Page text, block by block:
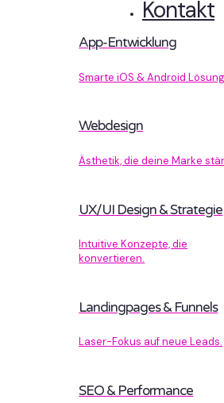
Kontakt
App-Entwicklung
Smarte iOS & Android
Webdesign
Ästhetik, die deine Marke
UX/UI Design & Strategie
Intuitive Konzepte, die
konvertieren.
Landingpages & Funnels
Laser-Fokus auf neue Leads.
SEO & Performance